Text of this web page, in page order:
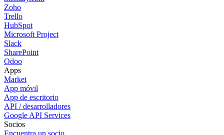
Zoho
Trello
HubSpot
Microsoft Project
Slack
SharePoint
Odoo
Apps
Market
App móvil
App de escritorio
API / desarrolladores
Google API Services
Socios
Encuentra un socio